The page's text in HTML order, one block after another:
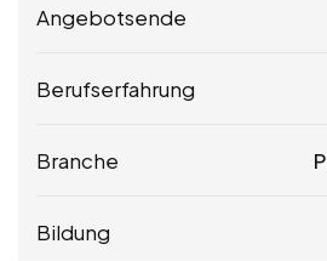
Angebotsende
Berufserfahrung
Branche
Bildung